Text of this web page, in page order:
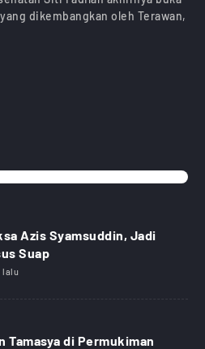
dikembangkan oleh Terawan,
Azis Syamsuddin, Jadi
Suap
lalu
Tamasya di Permukiman